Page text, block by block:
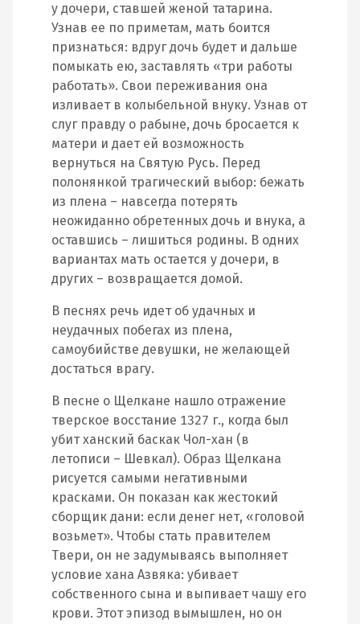
у дочери, ставшей женой татарина.
Узнав ее по приметам, мать боится
признаться: вдруг дочь будет и дальше
помыкать ею, заставлять «три работы
работать». Свои переживания она
изливает в колыбельной внуку. Узнав от
слуг правду о рабыне, дочь бросается к
матери и дает ей возможность
вернуться на Святую Русь. Перед
полонянкой трагический выбор: бежать
из плена – навсегда потерять
неожиданно обретенных дочь и внука, а
оставшись – лишиться родины. В одних
вариантах мать остается у дочери, в
других – возвращается домой.
В песнях речь идет об удачных и
неудачных побегах из плена,
самоубийстве девушки, не желающей
достаться врагу.
В песне о Щелкане нашло отражение
тверское восстание 1327 г., когда был
убит ханский баскак Чол-хан (в
летописи – Шевкал). Образ Щелкана
рисуется самыми негативными
красками. Он показан как жестокий
сборщик дани: если денег нет, «головой
возьмет». Чтобы стать правителем
Твери, он не задумываясь выполняет
условие хана Азвяка: убивает
собственного сына и выпивает чашу его
крови. Этот эпизод вымышлен, но он